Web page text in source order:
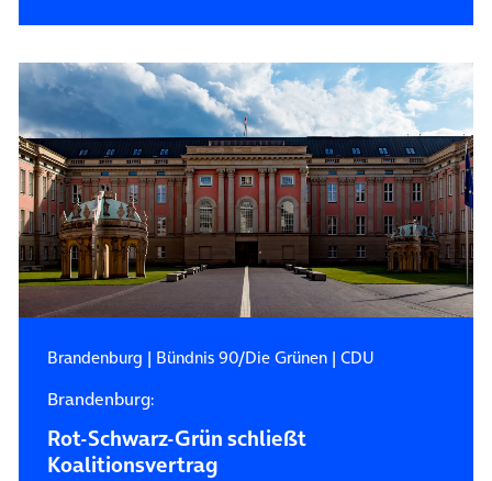
Brandenburg | Bündnis 90/Die Grünen| CDU
Brandenburg:
Rot-Schwarz-Grün schließt
Koalitionsvertrag